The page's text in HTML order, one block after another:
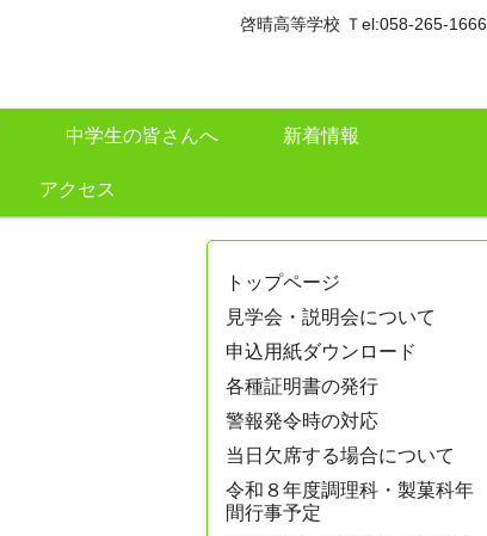
啓晴高等学校 Ｔel:058-265-1666
中学生の皆さんへ 新着情報
アクセス
トップページ
見学会・説明会について
申込用紙ダウンロード
各種証明書の発行
警報発令時の対応
当日欠席する場合について
令和８年度調理科・製菓科年
間行事予定